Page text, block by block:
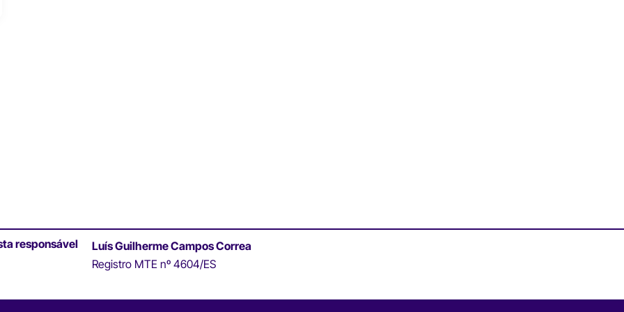
responsável
Luís Guilherme Campos Correa
Registro MTE nº 4604/ES